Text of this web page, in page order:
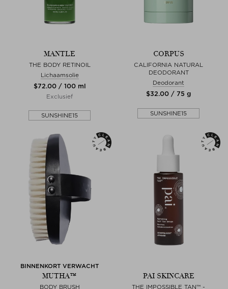
MANTLE
THE BODY RETINOIL
Lichaamsolie
$‌72.00 / 100 ml
Exclusief
SUNSHINE15
CORPUS
CALIFORNIA NATURAL
DEODORANT
Deodorant
$‌32.00 / 75 g
SUNSHINE15
BINNENKORT VERWACHT
MUTHA™
BODY BRUSH
PAI SKINCARE
THE IMPOSSIBLE TAN™ -